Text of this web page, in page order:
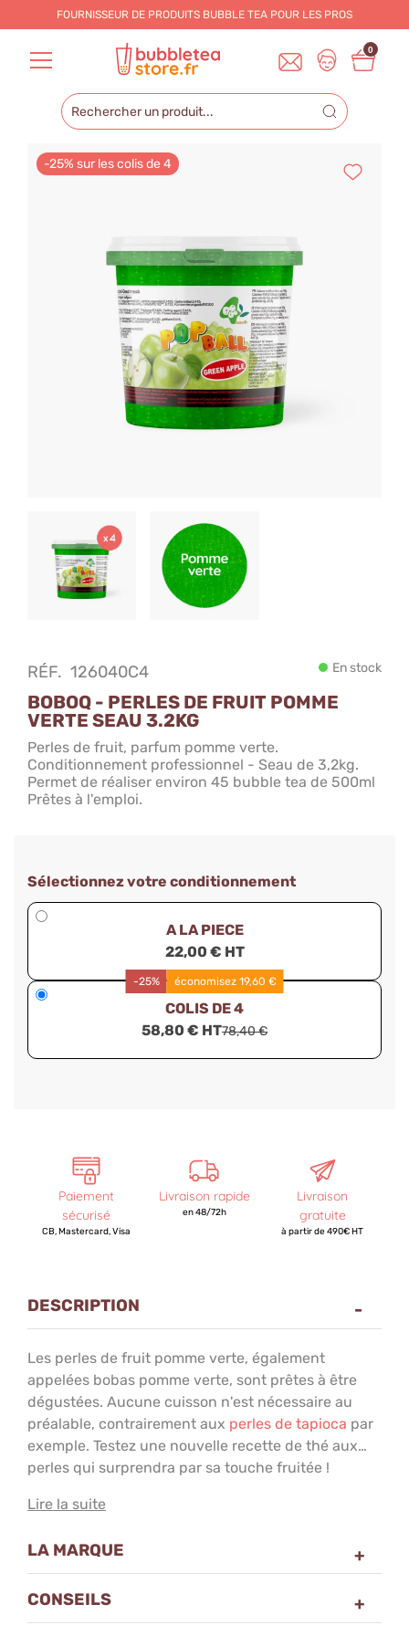
-25% sur les colis de 4
RÉF. 126040C4 En stock
BOBOQ - PERLES DE FRUIT POMME
VERTE SEAU 3.2KG
Perles de fruit, parfum pomme verte.
Conditionnement professionnel - Seau de 3,2kg.
Permet de réaliser environ 45 bubble tea de 500ml
Prêtes à l'emploi.
Sélectionnez votre conditionnement
A LA PIECE
22,00 € HT
-25% économisez 19,60 €
COLIS DE 4
58,80 € HT78,40 €
Paiement
sécurisé
CB, Mastercard, Visa
Livraison rapide
en 48/72h
Livraison
gratuite
à partir de 490€ HT
DESCRIPTION
Les perles de fruit pomme verte, également
appelées bobas pomme verte, sont prêtes à être
dégustées. Aucune cuisson n'est nécessaire au
préalable, contrairement aux perles de tapioca par
exemple. Testez une nouvelle recette de thé aux
perles qui surprendra par sa touche fruitée !
Bubble tea pomme verte :
la recette douce et
acidulée
Lire la suite
LA MARQUE
CONSEILS
FOURNISSEUR DE PRODUITS BUBBLE TEA POUR LES PROS
0